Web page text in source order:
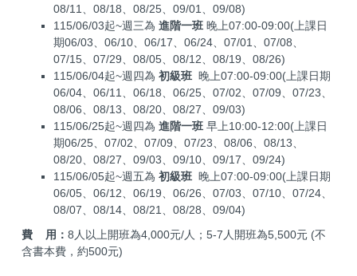
08/11、08/18、08/25、09/01、09/08)
115/06/03起~週三為 進階一班 晚上07:00-09:00(上課日
期06/03、06/10、06/17、06/24、07/01、07/08、
07/15、07/29、08/05、08/12、08/19、08/26)
115/06/04起~週四為 初級班 晚上07:00-09:00(上課日期
06/04、06/11、06/18、06/25、07/02、07/09、07/23、
08/06、08/13、08/20、08/27、09/03)
115/06/25起~週四為 進階一班 早上10:00-12:00(上課日
期06/25、07/02、07/09、07/23、08/06、08/13、
08/20、08/27、09/03、09/10、09/17、09/24)
115/06/05起~週五為 初級班 晚上07:00-09:00(上課日期
06/05、06/12、06/19、06/26、07/03、07/10、07/24、
08/07、08/14、08/21、08/28、09/04)
費 用： 8人以上開班為4,000元/人；5-7人開班為5,500元 (不
含書本費，約500元)